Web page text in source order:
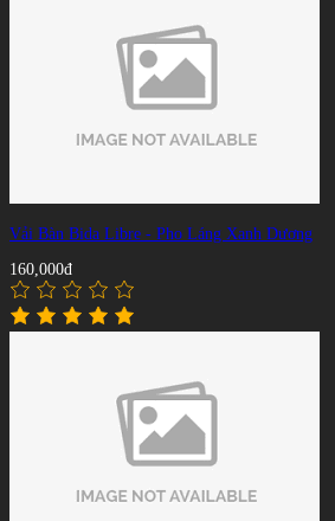
Vải Bàn Bida Libre - Pho Láng Xanh Dương
160,000đ